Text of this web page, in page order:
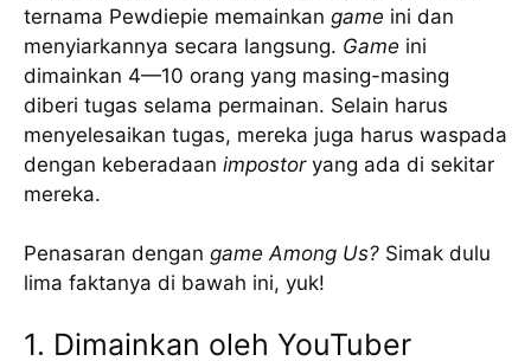
ternama Pewdiepie memainkan game ini dan
menyiarkannya secara langsung. Game ini
dimainkan 4—10 orang yang masing-masing
diberi tugas selama permainan. Selain harus
menyelesaikan tugas, mereka juga harus waspada
dengan keberadaan impostor yang ada di sekitar
mereka.
Penasaran dengan gameAmong Us? Simak dulu
lima faktanya di bawah ini, yuk!
1. Dimainkan oleh YouTuber